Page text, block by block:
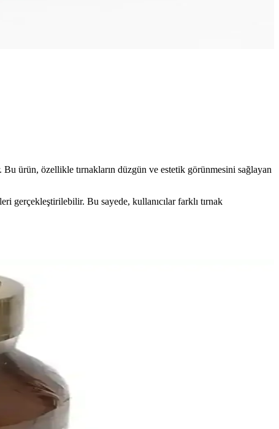
Bu ürün, özellikle tırnakların düzgün ve estetik görünmesini sağlayan
gerçekleştirilebilir. Bu sayede, kullanıcılar farklı tırnak
sonuçlar elde edin.
kullanım ve estetik avantajlar sunar.